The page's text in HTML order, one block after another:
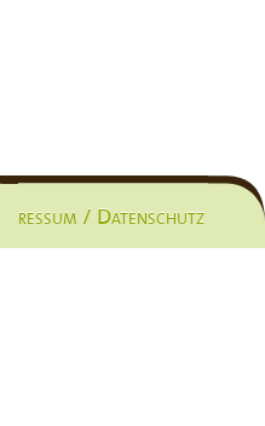
Impressum / Datenschutz